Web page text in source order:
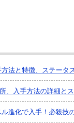
法と特徴、ステータ
、入手方法の詳細と
進化で入手！必殺技